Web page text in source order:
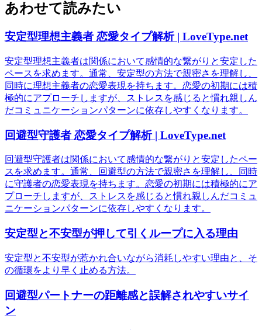
あわせて読みたい
安定型理想主義者 恋愛タイプ解析 | LoveType.net
安定型理想主義者は関係において感情的な繋がりと安定した
ペースを求めます。通常、安定型の方法で親密さを理解し、
同時に理想主義者の恋愛表現を持ちます。恋愛の初期には積
極的にアプローチしますが、ストレスを感じると慣れ親しん
だコミュニケーションパターンに依存しやすくなります。
回避型守護者 恋愛タイプ解析 | LoveType.net
回避型守護者は関係において感情的な繋がりと安定したペー
スを求めます。通常、回避型の方法で親密さを理解し、同時
に守護者の恋愛表現を持ちます。恋愛の初期には積極的にア
プローチしますが、ストレスを感じると慣れ親しんだコミュ
ニケーションパターンに依存しやすくなります。
安定型と不安型が押して引くループに入る理由
安定型と不安型が惹かれ合いながら消耗しやすい理由と、そ
の循環をより早く止める方法。
回避型パートナーの距離感と誤解されやすいサイ
ン